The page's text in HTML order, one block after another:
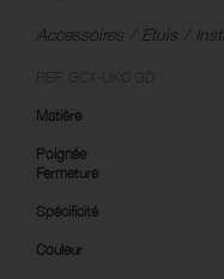
Accessoires Etuis
Matière
Poignée
Fermeture
Spécificité
Couleur